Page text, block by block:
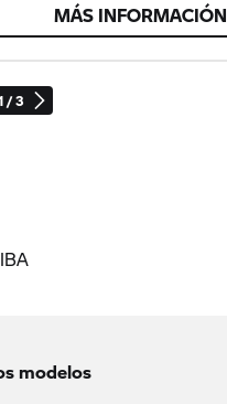
/ 3
MÁS INFORMACIÓN
modelos